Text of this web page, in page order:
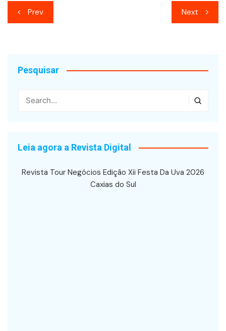
Navegação
de
Prev Next
Pesquisar
Leia agora a Revista Digital
Revista Tour Negócios Edição Xii Festa Da Uva 2026
Caxias do Sul